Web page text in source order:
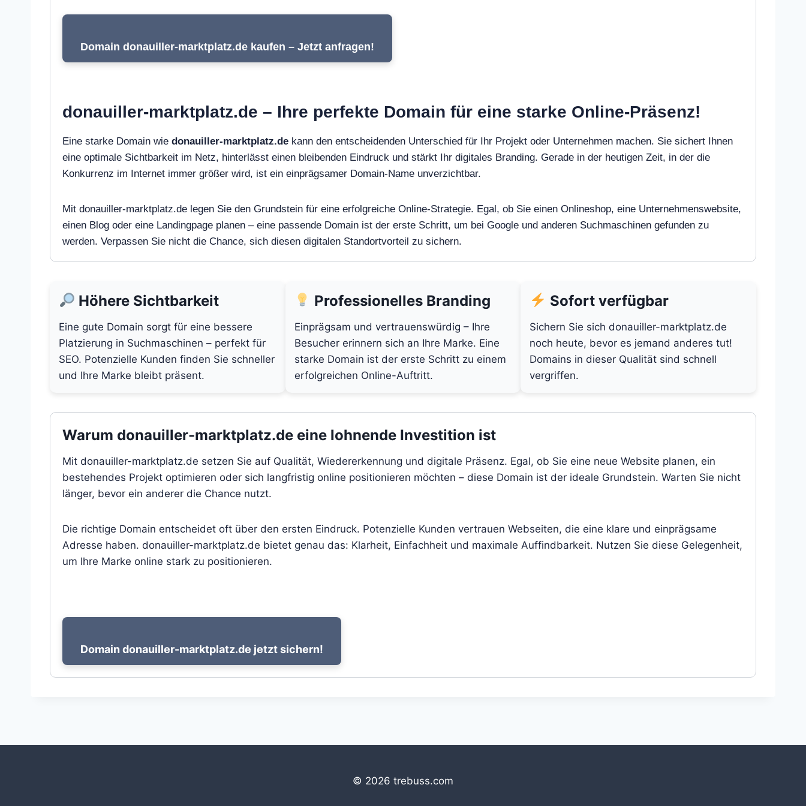
Domain donauiller-marktplatz.de kaufen – Jetzt anfragen!
donauiller-marktplatz.de – Ihre perfekte Domain für eine starke Online-Präsenz!
Eine starke Domain wie donauiller-marktplatz.de kann den entscheidenden Unterschied für Ihr Projekt oder Unternehmen machen. Sie sichert Ihnen
eine optimale Sichtbarkeit im Netz, hinterlässt einen bleibenden Eindruck und stärkt Ihr digitales Branding. Gerade in der heutigen Zeit, in der die
Konkurrenz im Internet immer größer wird, ist ein einprägsamer Domain-Name unverzichtbar.
Mit donauiller-marktplatz.de legen Sie den Grundstein für eine erfolgreiche Online-Strategie. Egal, ob Sie einen Onlineshop, eine Unternehmenswebsite,
einen Blog oder eine Landingpage planen – eine passende Domain ist der erste Schritt, um bei Google und anderen Suchmaschinen gefunden zu
werden. Verpassen Sie nicht die Chance, sich diesen digitalen Standortvorteil zu sichern.
Höhere Sichtbarkeit
Eine gute Domain sorgt für eine bessere
Platzierung in Suchmaschinen – perfekt für
SEO. Potenzielle Kunden finden Sie schneller
und Ihre Marke bleibt präsent.
Professionelles Branding
Einprägsam und vertrauenswürdig – Ihre
Besucher erinnern sich an Ihre Marke. Eine
starke Domain ist der erste Schritt zu einem
erfolgreichen Online-Auftritt.
Sofort verfügbar
Sichern Sie sich donauiller-marktplatz.de
noch heute, bevor es jemand anderes tut!
Domains in dieser Qualität sind schnell
vergriffen.
Warum donauiller-marktplatz.de eine lohnende Investition ist
Mit donauiller-marktplatz.de setzen Sie auf Qualität, Wiedererkennung und digitale Präsenz. Egal, ob Sie eine neue Website planen, ein
bestehendes Projekt optimieren oder sich langfristig online positionieren möchten – diese Domain ist der ideale Grundstein. Warten Sie nicht
länger, bevor ein anderer die Chance nutzt.
Die richtige Domain entscheidet oft über den ersten Eindruck. Potenzielle Kunden vertrauen Webseiten, die eine klare und einprägsame
Adresse haben. donauiller-marktplatz.de bietet genau das: Klarheit, Einfachheit und maximale Auffindbarkeit. Nutzen Sie diese Gelegenheit,
um Ihre Marke online stark zu positionieren.
Domain donauiller-marktplatz.de jetzt sichern!
© 2026 trebuss.com